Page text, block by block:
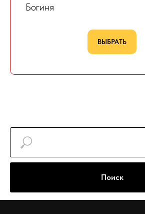
Богиня
ВЫБРАТЬ
Поиск